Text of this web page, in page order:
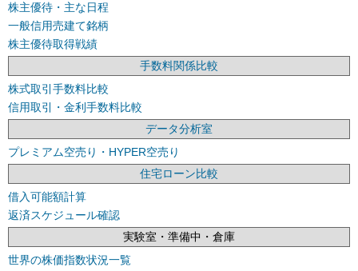
株主優待・主な日程
一般信用売建て銘柄
株主優待取得戦績
手数料関係比較
株式取引手数料比較
信用取引・金利手数料比較
データ分析室
プレミアム空売り・HYPER空売り
住宅ローン比較
借入可能額計算
返済スケジュール確認
実験室・準備中・倉庫
世界の株価指数状況一覧